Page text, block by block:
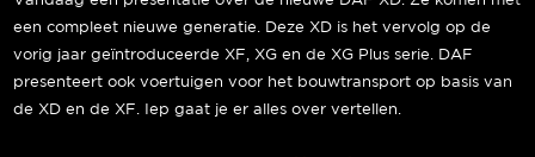
een compleet nieuwe generatie. Deze XD is het vervolg op de
vorig jaar geïntroduceerde XF, XG en de XG Plus serie. DAF
presenteert ook voertuigen voor het bouwtransport op basis van
de XD en de XF. Iep gaat je er alles over vertellen.